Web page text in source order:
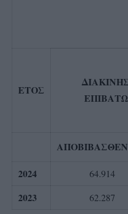
ΕΤΟΣ
2024
64.914
2023 62.287